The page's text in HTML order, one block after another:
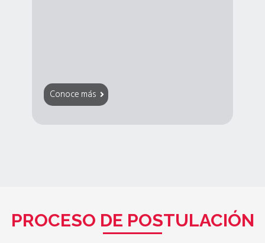
Conoce más
PROCESO DE POSTULACIÓN